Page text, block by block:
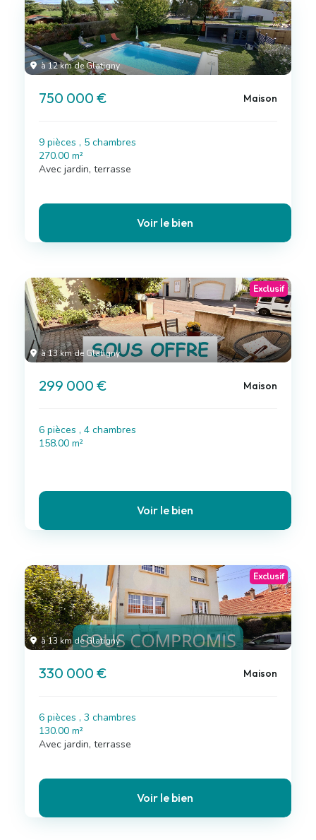
à 12 km de Glatigny
750 000 € Maison
9 pièces , 5 chambres
270.00 m²
Avec jardin, terrasse
Voir le bien
à 13 km de Glatigny
Exclusif
299 000 € Maison
6 pièces , 4 chambres
158.00 m²
Voir le bien
à 13 km de Glatigny
Exclusif
330 000 € Maison
6 pièces , 3 chambres
130.00 m²
Avec jardin, terrasse
Voir le bien